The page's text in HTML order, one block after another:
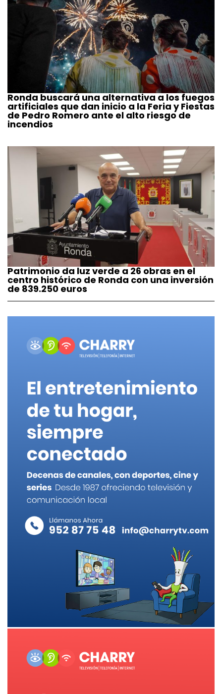
Ronda buscará una alternativa a los fuegos
artificiales que dan inicio a la Feria y Fiestas
de Pedro Romero ante el alto riesgo de
incendios
Patrimonio da luz verde a 26 obras en el
centro histórico de Ronda con una inversión
de 839.250 euros